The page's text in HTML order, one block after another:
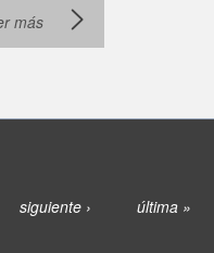
más
siguiente › última »